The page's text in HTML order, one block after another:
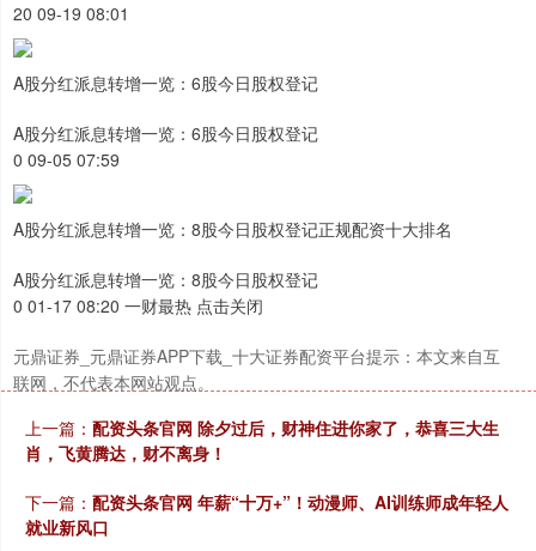
20 09-19 08:01
A股分红派息转增一览：6股今日股权登记
A股分红派息转增一览：6股今日股权登记
0 09-05 07:59
A股分红派息转增一览：8股今日股权登记正规配资十大排名
A股分红派息转增一览：8股今日股权登记
0 01-17 08:20 一财最热 点击关闭
元鼎证券_元鼎证券APP下载_十大证券配资平台提示：本文来自互
联网，不代表本网站观点。
上一篇： 配资头条官网 除夕过后，财神住进你家了，恭喜三大生
肖，飞黄腾达，财不离身！
下一篇： 配资头条官网 年薪“十万+”！动漫师、AI训练师成年轻人
就业新风口
沪深300 4694.44 +43.13 +0.93%